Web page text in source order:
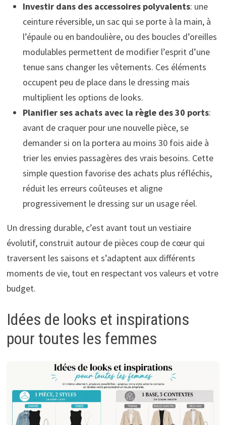
Investir dans des accessoires polyvalents: une
ceinture réversible, un sac qui se porte à la main, à
l’épaule ou en bandoulière, ou des boucles d’oreilles
modulables permettent de modifier l’esprit d’une
tenue sans changer les vêtements. Ces éléments
occupent peu de place dans le dressing mais
multiplient les options de looks.
Planifier ses achats avec la règle des 30 ports:
avant de craquer pour une nouvelle pièce, se
demander si on la portera au moins 30 fois aide à
trier les envies passagères des vrais besoins. Cette
simple question favorise des achats plus réfléchis,
réduit les erreurs coûteuses et aligne
progressivement le dressing sur un usage réel.
Un dressing durable, c’est avant tout un vestiaire
évolutif, construit autour de pièces coup de cœur qui
traversent les saisons et s’adaptent aux différents
moments de vie, tout en respectant vos valeurs et votre
budget.
Idées de looks et inspirations
pour toutes les femmes